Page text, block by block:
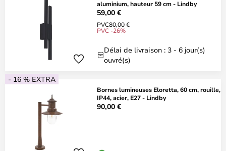
aluminium, hauteur 59 cm - Lindby
59,00 €
PVC80,00 €
PVC -26%
Délai de livraison : 3 - 6 jour(s)
ouvré(s)
- 16 % EXTRA
Bornes lumineuses Eloretta, 60 cm, rouille,
IP44, acier, E27 - Lindby
90,00 €